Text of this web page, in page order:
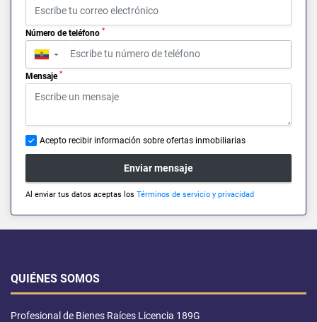
Número de teléfono *
▼
Mensaje *
Acepto recibir información sobre ofertas inmobiliarias
Enviar mensaje
Al enviar tus datos aceptas los Términos de servicio y privacidad
QUIÉNES SOMOS
Profesional de Bienes Raíces Licencia 189G